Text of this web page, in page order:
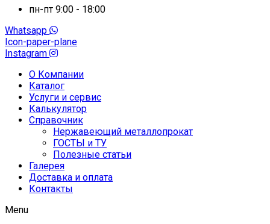
пн-пт 9:00 - 18:00
Whatsapp
Icon-paper-plane
Instagram
О Компании
Каталог
Услуги и сервис
Калькулятор
Справочник
Нержавеющий металлопрокат
ГОСТЫ и ТУ
Полезные статьи
Галерея
Доставка и оплата
Контакты
Menu